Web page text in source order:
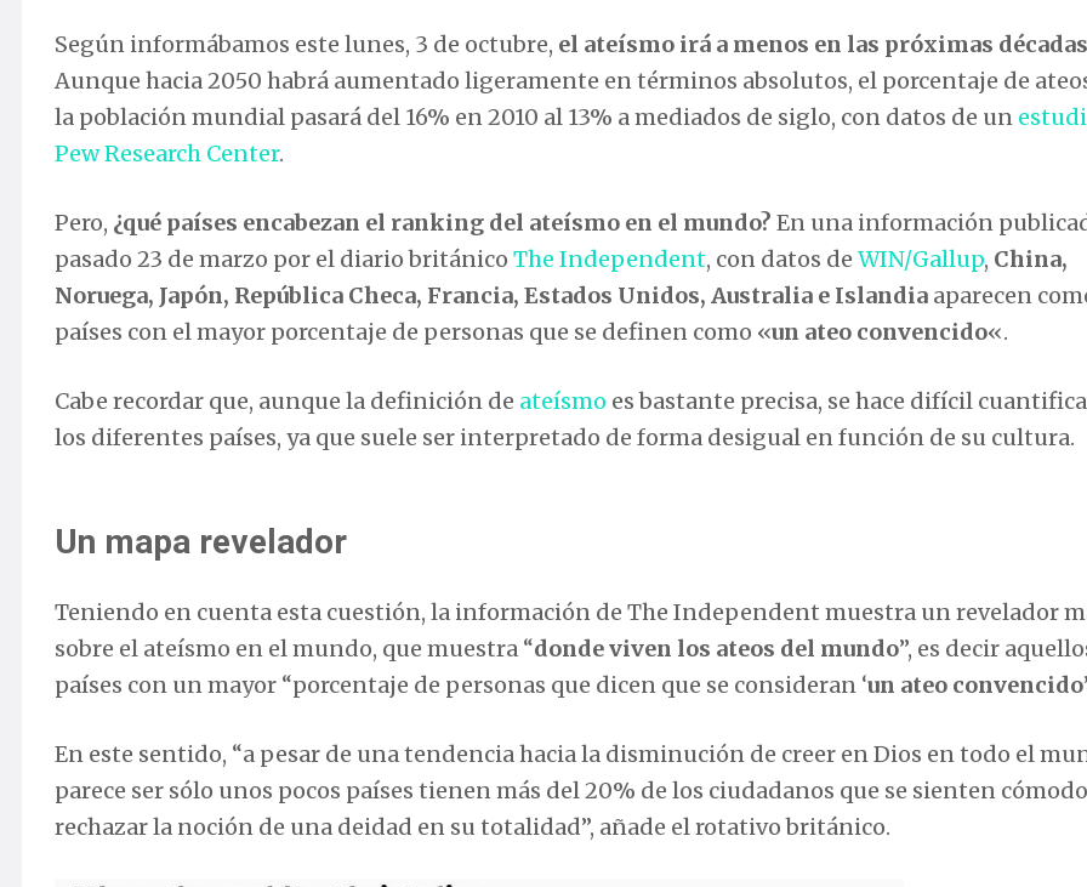
Según informábamos este lunes, 3 de octubre, el ateísmo irá a menos en las próximas décadas
Aunque hacia 2050 habrá aumentado ligeramente en términos absolutos, el porcentaje de
la población mundial pasará del 16% en 2010 al 13% a mediados de siglo, con datos de un
Pew Research Center.
Pero, ¿qué países encabezan el ranking del ateísmo en el mundo? En una información
pasado 23 de marzo por el diario británico The Independent, con datos de WIN/Gallup, China,
Noruega, Japón, República Checa, Francia, Estados Unidos, Australia e Islandia aparecen
países con el mayor porcentaje de personas que se definen como «un ateo convencido«.
Cabe recordar que, aunque la definición de ateísmo es bastante precisa, se hace difícil
los diferentes países, ya que suele ser interpretado de forma desigual en función de su cultura.
Un mapa revelador
Teniendo en cuenta esta cuestión, la información de The Independent muestra un revelador
sobre el ateísmo en el mundo, que muestra “donde viven los ateos del mundo”, es decir
países con un mayor “porcentaje de personas que dicen que se consideran ‘un ateo convencido
En este sentido, “a pesar de una tendencia hacia la disminución de creer en Dios en todo el
parece ser sólo unos pocos países tienen más del 20% de los ciudadanos que se sienten
rechazar la noción de una deidad en su totalidad”, añade el rotativo británico.